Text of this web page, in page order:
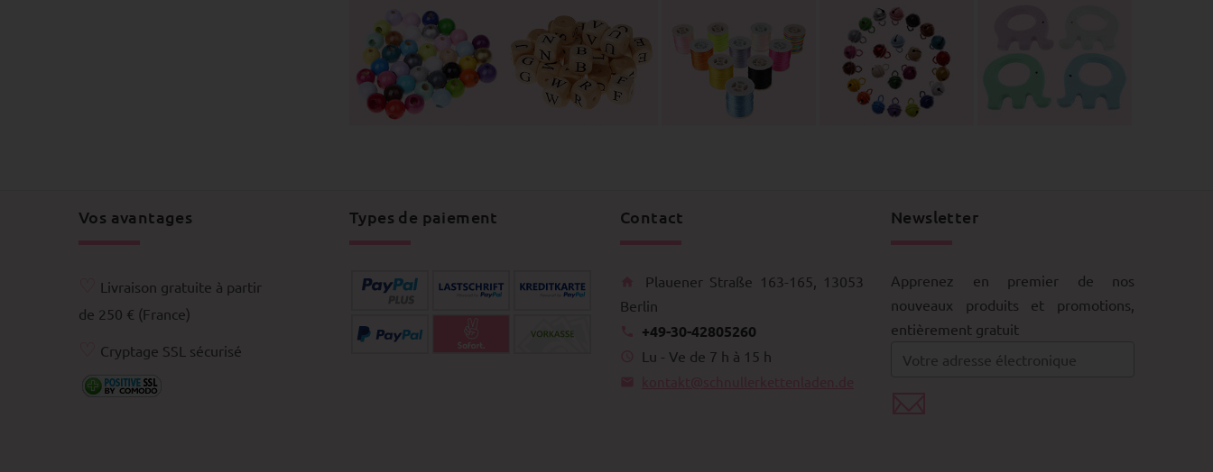
Vos avantages
Livraison gratuite à partir
de 250 € (France)
Cryptage SSL sécurisé
Types de paiement Contact
Plauener Straße 163-165, 13053
Berlin
+49-30-42805260
Lu - Ve de 7 h à 15 h
Newsletter
Apprenez en premier de nos
nouveaux produits et promotions,
entièrement gratuit